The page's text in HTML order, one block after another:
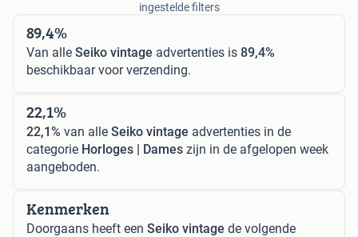
ingestelde filters
89,4%
Van alle Seiko vintage advertenties is 89,4%
beschikbaar voor verzending.
22,1%
22,1% van alle Seiko vintage advertenties in de
categorie Horloges | Dames zijn in de afgelopen week
aangeboden.
Kenmerken
Doorgaans heeft een Seiko vintage de volgende